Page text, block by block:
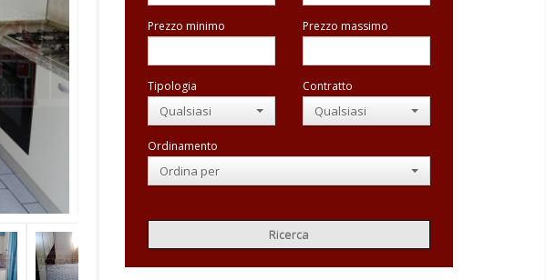
Prezzo minimo Prezzo massimo
Tipologia
Qualsiasi
Contratto
Qualsiasi
Ordinamento
Ordina per